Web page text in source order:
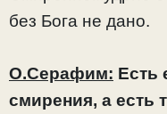
без Бога не дано.
О.Серафим: Есть
смирения, а есть